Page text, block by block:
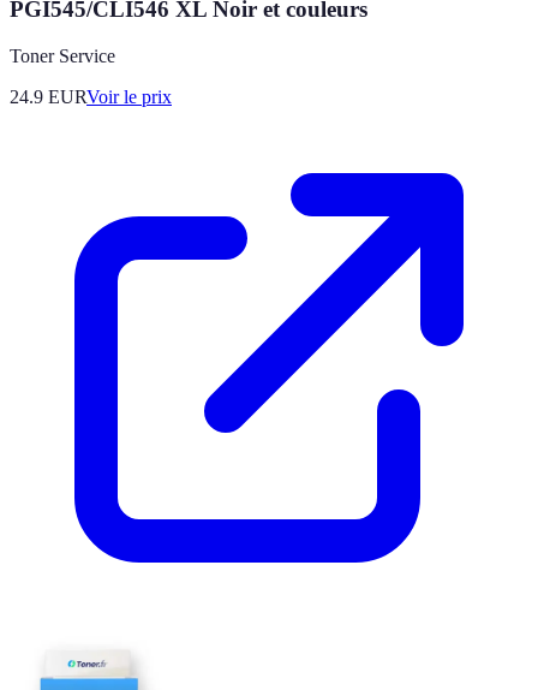
PGI545/CLI546 XL Noir et couleurs
Toner Service
24.9 EURVoir le prix